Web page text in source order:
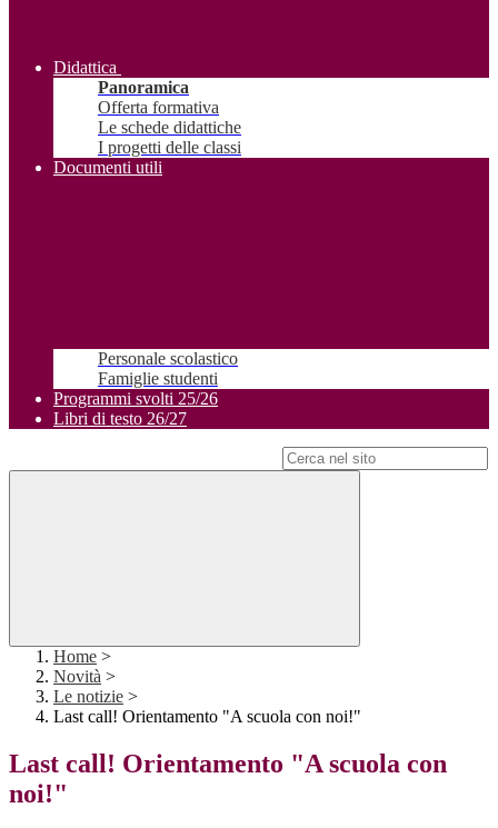
Didattica
Panoramica
Offerta formativa
Le schede didattiche
I progetti delle classi
Documenti utili
Personale scolastico
Famiglie studenti
Programmi svolti 25/26
Libri di testo 26/27
Home >
Novità >
Le notizie >
Last call! Orientamento "A scuola con noi!"
Last call! Orientamento "A scuola con
noi!"